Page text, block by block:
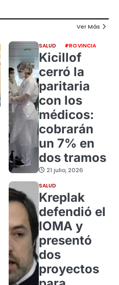
Ver Más
SALUD PROVINCIA
Kicillof
cerró la
paritaria
con los
médicos:
cobrarán
un 7% en
dos tramos
21 julio, 2026
SALUD
Kreplak
defendió el
IOMA y
presentó
dos
proyectos